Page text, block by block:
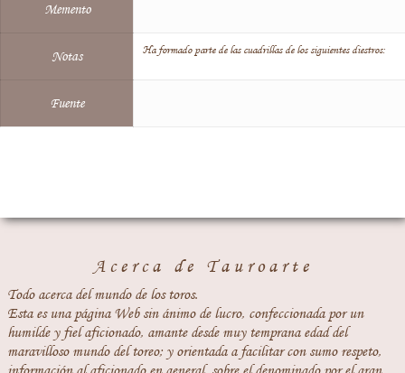
Memento
Notas Ha formado parte de las cuadrillas de los siguientes diestros:
Fuente
Acerca de Tauroarte
Todo acerca del mundo de los toros.
Esta es una página Web sin ánimo de lucro, confeccionada por un
humilde y fiel aficionado, amante desde muy temprana edad del
maravilloso mundo del toreo; y orientada a facilitar con sumo respeto,